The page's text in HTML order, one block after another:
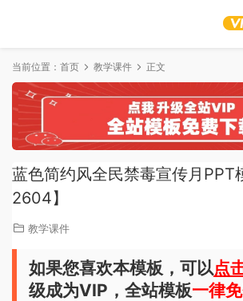
当前位置： 首页 教学课件 正文
蓝色简约风全民禁毒宣传月
2604】
教学课件
如果您喜欢本模板，可以点
级成为VIP，全站模板一律